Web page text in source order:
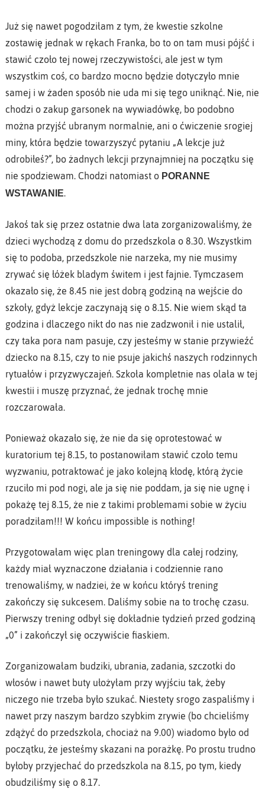
Już się nawet pogodziłam z tym, że kwestie szkolne
zostawię jednak w rękach Franka, bo to on tam musi pójść i
stawić czoło tej nowej rzeczywistości, ale jest w tym
wszystkim coś, co bardzo mocno będzie dotyczyło mnie
samej i w żaden sposób nie uda mi się tego uniknąć. Nie, nie
chodzi o zakup garsonek na wywiadówkę, bo podobno
można przyjść ubranym normalnie, ani o ćwiczenie srogiej
miny, która będzie towarzyszyć pytaniu „A lekcje już
odrobiłeś?”, bo żadnych lekcji przynajmniej na początku się
nie spodziewam. Chodzi natomiast o PORANNE
WSTAWANIE.
Jakoś tak się przez ostatnie dwa lata zorganizowaliśmy, że
dzieci wychodzą z domu do przedszkola o 8.30. Wszystkim
się to podoba, przedszkole nie narzeka, my nie musimy
zrywać się łóżek bladym świtem i jest fajnie. Tymczasem
okazało się, że 8.45 nie jest dobrą godziną na wejście do
szkoły, gdyż lekcje zaczynają się o 8.15. Nie wiem skąd ta
godzina i dlaczego nikt do nas nie zadzwonił i nie ustalił,
czy taka pora nam pasuje, czy jesteśmy w stanie przywieźć
dziecko na 8.15, czy to nie psuje jakichś naszych rodzinnych
rytuałów i przyzwyczajeń. Szkoła kompletnie nas olała w tej
kwestii i muszę przyznać, że jednak trochę mnie
rozczarowała.
Ponieważ okazało się, że nie da się oprotestować w
kuratorium tej 8.15, to postanowiłam stawić czoło temu
wyzwaniu, potraktować je jako kolejną kłodę, którą życie
rzuciło mi pod nogi, ale ja się nie poddam, ja się nie ugnę i
pokażę tej 8.15, że nie z takimi problemami sobie w życiu
poradziłam!!! W końcu impossible is nothing!
Przygotowałam więc plan treningowy dla całej rodziny,
każdy miał wyznaczone działania i codziennie rano
trenowaliśmy, w nadziei, że w końcu któryś trening
zakończy się sukcesem. Daliśmy sobie na to trochę czasu.
Pierwszy trening odbył się dokładnie tydzień przed godziną
„0” i zakończył się oczywiście fiaskiem.
Zorganizowałam budziki, ubrania, zadania, szczotki do
włosów i nawet buty ułożyłam przy wyjściu tak, żeby
niczego nie trzeba było szukać. Niestety srogo zaspaliśmy i
nawet przy naszym bardzo szybkim zrywie (bo chcieliśmy
zdążyć do przedszkola, chociaż na 9.00) wiadomo było od
początku, że jesteśmy skazani na porażkę. Po prostu trudno
byłoby przyjechać do przedszkola na 8.15, po tym, kiedy
obudziliśmy się o 8.17.